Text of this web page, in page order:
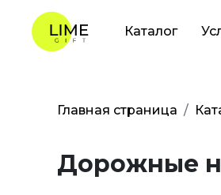
Каталог
Главная страница
Дорожные